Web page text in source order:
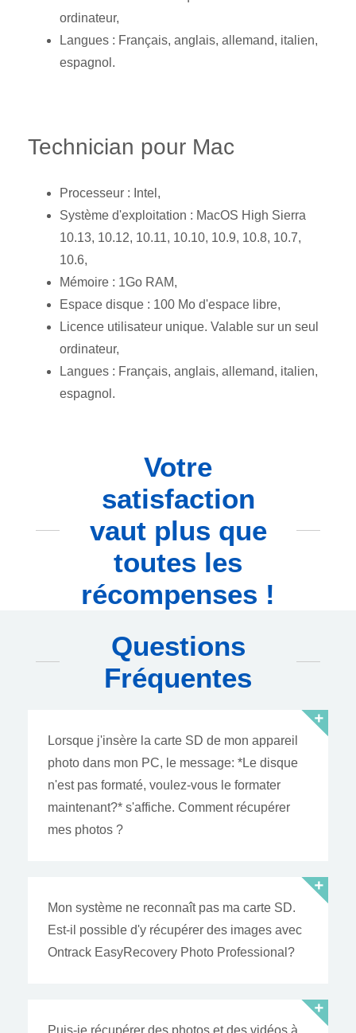
ordinateur,
Langues : Français, anglais, allemand, italien,
espagnol.
Technician pour Mac
Processeur : Intel,
Système d'exploitation : MacOS High Sierra
10.13, 10.12, 10.11, 10.10, 10.9, 10.8, 10.7,
10.6,
Mémoire : 1Go RAM,
Espace disque : 100 Mo d'espace libre,
Licence utilisateur unique. Valable sur un seul
ordinateur,
Langues : Français, anglais, allemand, italien,
espagnol.
Votre
satisfaction
vaut plus que
toutes les
récompenses !
Questions
Fréquentes
Lorsque j'insère la carte SD de mon appareil
photo dans mon PC, le message: *Le disque
n'est pas formaté, voulez-vous le formater
maintenant?* s'affiche. Comment récupérer
mes photos ?
Mon système ne reconnaît pas ma carte SD.
Est-il possible d'y récupérer des images avec
Ontrack EasyRecovery Photo Professional?
Puis-je récupérer des photos et des vidéos à